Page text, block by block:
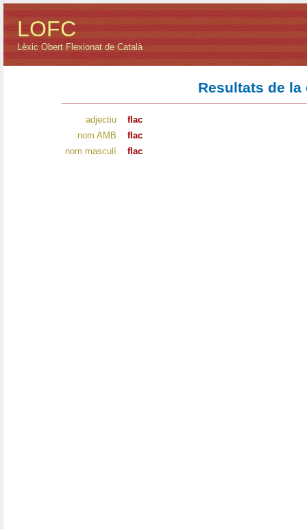
LOFC
Lèxic Obert Flexionat de Català
Resultats de la
adjectiu
flac
nom AMB
flac
nom masculí
flac